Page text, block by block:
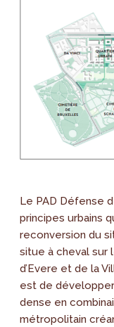
Le PAD Défense
principes urbains
reconversion du
situe à cheval sur
d’Evere et de la
est de
dense en
métropolitain